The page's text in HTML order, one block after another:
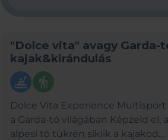
"Dolce vita" avagy Garda-
kajak&kirándulás
kayaking hiking
Dolce Vita Experience Multisport
a Garda-tó világában Képzeld el,
alpesi tó tükrén siklik a kajakod…